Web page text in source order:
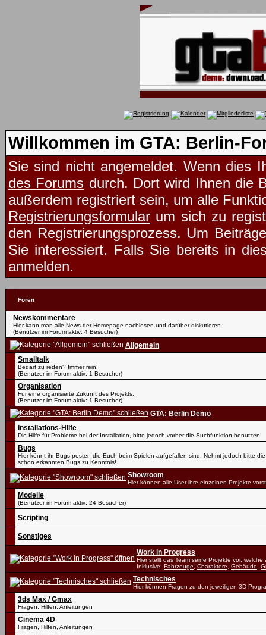
Willkommen im GTA: Berlin-
Sie sind nicht angemeldet. Wenn dies
des Forums durch. Dort wird Ihnen die
außerdem registriert sein, um alle
Registrierungsformular um sich zu
den Registrierungsprozess. Um
Sie interessiert. Falls Sie bereits in
anmelden.
Foren
Newskommentare
Hier kann man alle News der Homepage nachlesen und darüber diskutieren.
(Benutzer im Forum aktiv: 4 Besucher)
Allgemein
Smalltalk
Bedarf zu reden? Immer rein!
(Benutzer im Forum aktiv: 1 Besucher)
Organisation
Für eine organisierte Zukunft des Projekts.
(Benutzer im Forum aktiv: 1 Besucher)
GTA: Berlin Demo
Installations-Hilfe
Die Hilfe für Probleme bei der Installation, bitte jedoch vorher die Suchfunktion benutzen!
Bugs
Hier könnt ihr Bugs posten die Euch beim Spielen aufgefallen sind. Nehmt jedoch bitte die
schon erkannten Bugs zu Kenntnis!
Showroom
Hier können alle User ihre einzelnen Projekte
Modelle
(Benutzer im Forum aktiv: 24 Besucher)
Scripting
Sonstiges
Work in Progress
Hier stellt das Team seine Projekte vor,
Inklusive: Fahrzeuge Charaktere Gebäude
Technisches
Hier können Fragen zu den jeweiligen 3D
3ds Max / Gmax
Fragen, Hilfen, Anleitungen
Cinema 4D
Fragen, Hilfen, Anleitungen